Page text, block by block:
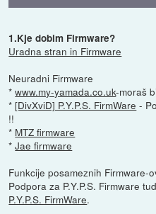
1.Kje dobim Firmware?
Uradna stran in Firmware
Neuradni Firmware
*www.my-yamada.co.uk-moraš
*[DivXviD] P.Y.P.S. FirmWare -
!!
* MTZ firmware
*Jae firmware
Funkcije posameznih Firmware-
Podpora za P.Y.P.S. Firmware
P.Y.P.S. FirmWare.